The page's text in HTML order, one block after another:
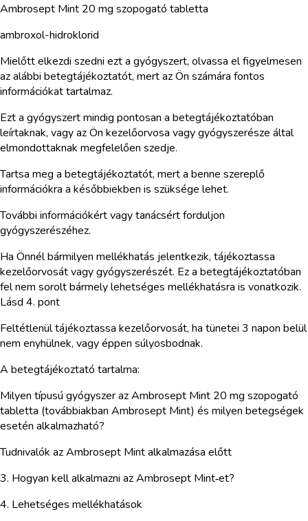
Ambrosept Mint 20 mg szopogató tabletta
ambroxol-hidroklorid
Mielőtt elkezdi szedni ezt a gyógyszert, olvassa el figyelmesen
az alábbi betegtájékoztatót, mert az Ön számára fontos
információkat tartalmaz.
Ezt a gyógyszert mindig pontosan a betegtájékoztatóban
leírtaknak, vagy az Ön kezelőorvosa vagy gyógyszerésze által
elmondottaknak megfelelően szedje.
Tartsa meg a betegtájékoztatót, mert a benne szereplő
információkra a későbbiekben is szüksége lehet.
További információkért vagy tanácsért forduljon
gyógyszerészéhez.
Ha Önnél bármilyen mellékhatás jelentkezik, tájékoztassa
kezelőorvosát vagy gyógyszerészét. Ez a betegtájékoztatóban
fel nem sorolt bármely lehetséges mellékhatásra is vonatkozik.
Lásd 4. pont
Feltétlenül tájékoztassa kezelőorvosát, ha tünetei 3 napon belül
nem enyhülnek, vagy éppen súlyosbodnak.
A betegtájékoztató tartalma:
Milyen típusú gyógyszer az Ambrosept Mint 20 mg szopogató
tabletta (továbbiakban Ambrosept Mint) és milyen betegségek
esetén alkalmazható?
Tudnivalók az Ambrosept Mint alkalmazása előtt
3. Hogyan kell alkalmazni az Ambrosept Mint‑et?
4. Lehetséges mellékhatások